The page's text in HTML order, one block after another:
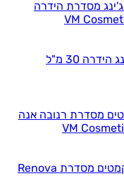
סרום חומצה היאלורונית אנטי אייג'ינג הידרה 30 מ"ל
קרם סרום Bio Essence למניעת קמטים מסדרת Renova